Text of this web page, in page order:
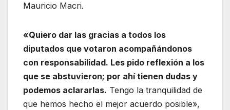
Mauricio Macri.
«Quiero dar las gracias a todos los
diputados que votaron acompañándonos
con responsabilidad. Les pido reflexión a los
que se abstuvieron; por ahí tienen dudas y
podemos aclararlas. Tengo la tranquilidad de
que hemos hecho el mejor acuerdo posible»,